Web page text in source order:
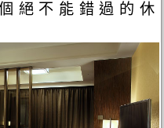
絕不能錯過的休